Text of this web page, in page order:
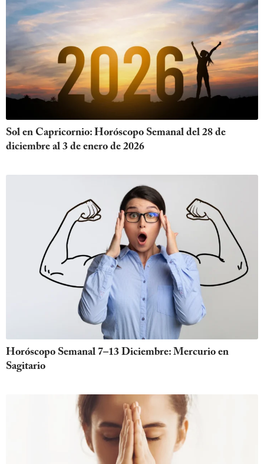
Sol en Capricornio: Horóscopo Semanal del 28 de
diciembre al 3 de enero de 2026
Horóscopo Semanal 7–13 Diciembre: Mercurio en
Sagitario